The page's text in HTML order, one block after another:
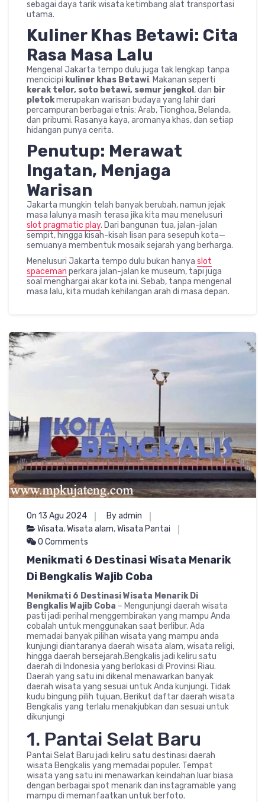
sebagai daya tarik wisata ketimbang alat transportasi
utama.
Kuliner Khas Betawi: Cita
Rasa Masa Lalu
Mengenal Jakarta tempo dulu juga tak lengkap tanpa
mencicipi kuliner khas Betawi. Makanan seperti
kerak telor, soto betawi, semur jengkol , dan bir
pletokmerupakan warisan budaya yang lahir dari
percampuran berbagai etnis: Arab, Tionghoa, Belanda,
dan pribumi. Rasanya kaya, aromanya khas, dan setiap
hidangan punya cerita.
Penutup: Merawat
Ingatan, Menjaga
Warisan
Jakarta mungkin telah banyak berubah, namun jejak
masa lalunya masih terasa jika kita mau menelusuri
slot pragmatic play. Dari bangunan tua, jalan-jalan
sempit, hingga kisah-kisah lisan para sesepuh kota—
semuanya membentuk mosaik sejarah yang berharga.
Menelusuri Jakarta tempo dulu bukan hanya slot
spaceman perkara jalan-jalan ke museum, tapi juga
soal menghargai akar kota ini. Sebab, tanpa mengenal
masa lalu, kita mudah kehilangan arah di masa depan.
On 13 Agu 2024
By admin
Wisata,Wisata alam,Wisata Pantai
0 Comments
Menikmati 6 Destinasi Wisata Menarik
Di Bengkalis Wajib Coba
Menikmati 6 Destinasi Wisata Menarik Di
Bengkalis Wajib Coba – Mengunjungi daerah wisata
pasti jadi perihal menggembirakan yang mampu Anda
cobalah untuk menggunakan saat berlibur. Ada
memadai banyak pilihan wisata yang mampu anda
kunjungi diantaranya daerah wisata alam, wisata religi,
hingga daerah bersejarah.Bengkalis jadi keliru satu
daerah di Indonesia yang berlokasi di Provinsi Riau.
Daerah yang satu ini dikenal menawarkan banyak
daerah wisata yang sesuai untuk Anda kunjungi. Tidak
kudu bingung pilih tujuan, Berikut daftar daerah wisata
Bengkalis yang terlalu menakjubkan dan sesuai untuk
dikunjungi
1. Pantai Selat Baru
Pantai Selat Baru jadi keliru satu destinasi daerah
wisata Bengkalis yang memadai populer. Tempat
wisata yang satu ini menawarkan keindahan luar biasa
dengan berbagai spot menarik dan instagramable yang
mampu di memanfaatkan untuk berfoto.